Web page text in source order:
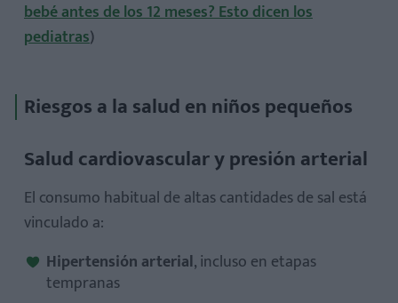
bebé antes de los 12 meses? Esto dicen los
pediatras)
Riesgos a la salud en niños pequeños
Salud cardiovascular y presión arterial
El consumo habitual de altas cantidades de sal está
vinculado a:
Hipertensión arterial, incluso en etapas
tempranas